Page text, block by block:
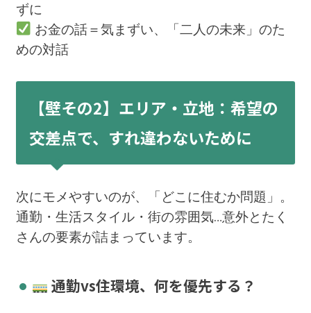
ずに
お金の話＝気まずい、「二人の未来」のた
めの対話
【壁その2】エリア・立地：希望の
交差点で、すれ違わないために
次にモメやすいのが、「どこに住むか問題」。
通勤・生活スタイル・街の雰囲気…意外とたく
さんの要素が詰まっています。
通勤vs住環境、何を優先する？